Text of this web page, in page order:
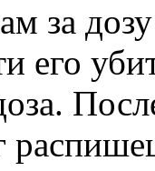
за
его